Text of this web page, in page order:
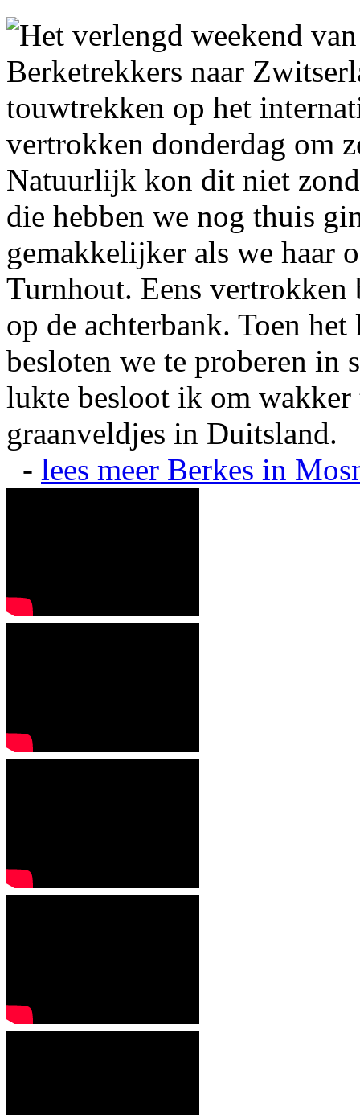
Het verlengd weekend
Berketrekkers naar
touwtrekken op het
vertrokken donderdag om
Natuurlijk kon dit niet
die hebben we nog thuis
gemakkelijker als we haar
Turnhout. Eens vertrokken
op de achterbank. Toen
besloten we te proberen in
lukte besloot ik om
graanveldjes in Duitsland.
- lees meer Berkes in